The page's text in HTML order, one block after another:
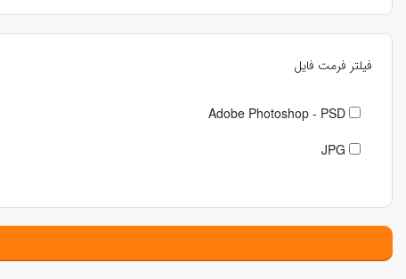
فیلتر فرمت فایل
Adobe Photoshop - PSD
JPG